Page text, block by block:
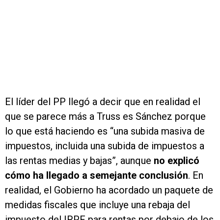
El líder del PP llegó a decir que en realidad el
que se parece más a Truss es Sánchez porque
lo que está haciendo es “una subida masiva de
impuestos, incluida una subida de impuestos a
las rentas medias y bajas”, aunque no explicó
cómo ha llegado a semejante conclusión. En
realidad, el Gobierno ha acordado un paquete de
medidas fiscales que incluye una rebaja del